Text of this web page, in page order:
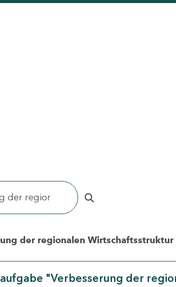
der regionalen
"Verbesserung der